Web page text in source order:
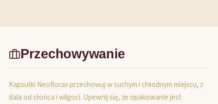
Przechowywanie
Kapsułki Neoflorax przechowuj w suchym i chłodnym miejscu, z
dala od słońca i wilgoci. Upewnij się, że opakowanie jest